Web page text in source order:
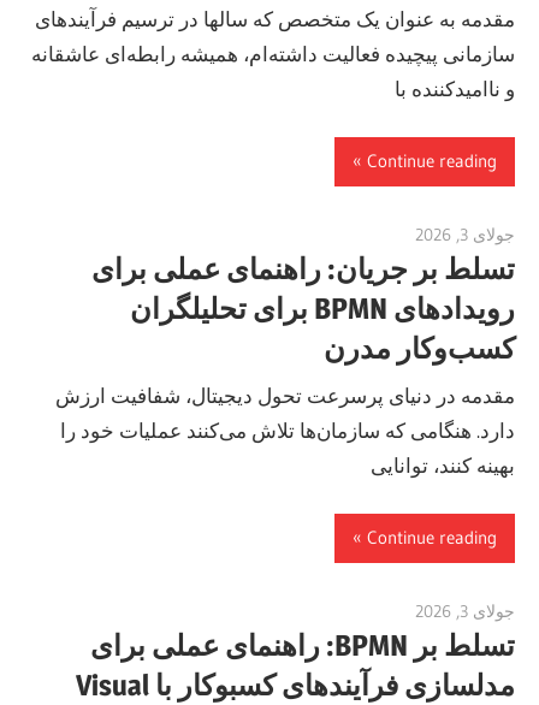
مقدمه به عنوان یک متخصص که سالها در ترسیم فرآیندهای
سازمانی پیچیده فعالیت داشته‌ام، همیشه رابطه‌ای عاشقانه
و ناامیدکننده با
Continue reading
جولای 3, 2026
تسلط بر جریان: راهنمای عملی برای
رویدادهای BPMN برای تحلیلگران
کسب‌وکار مدرن
مقدمه در دنیای پرسرعت تحول دیجیتال، شفافیت ارزش
دارد. هنگامی که سازمان‌ها تلاش می‌کنند عملیات خود را
بهینه کنند، توانایی
Continue reading
جولای 3, 2026
تسلط بر BPMN: راهنمای عملی برای
مدلسازی فرآیندهای کسبوکار با Visual